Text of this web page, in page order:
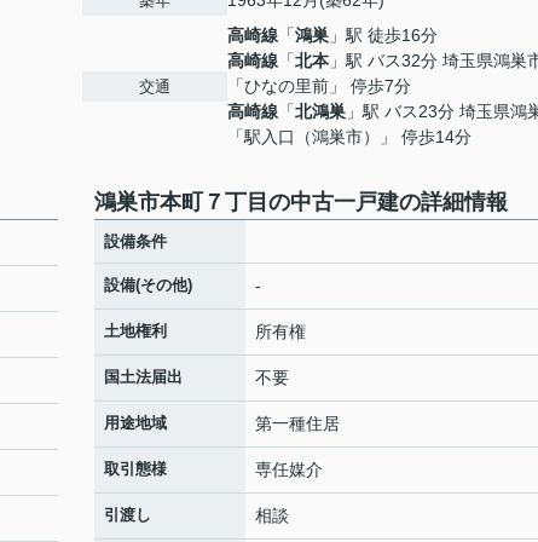
交通
高崎線 「鴻巣 」駅 徒歩16分
高崎線 「北本 」駅 バス32分 埼玉県鴻巣
「ひなの里前」 停歩7分
高崎線 「北鴻巣 」駅 バス23分 埼玉県鴻
「駅入口（鴻巣市）」 停歩14分
鴻巣市本町７丁目の中古一戸建の詳細情報
設備条件
設備(その他) -
土地権利 所有権
国土法届出 不要
用途地域 第一種住居
取引態様 専任媒介
引渡し 相談